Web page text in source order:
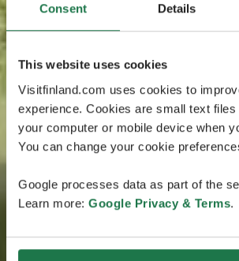
Consent Details
This website uses cookies
Visitfinland.com uses cookies to
experience. Cookies are small text
your computer or mobile device when
You can change your cookie
Google processes data as part of the
Learn more: Google Privacy & Terms.